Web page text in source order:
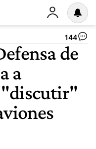
144
de
a
"discutir"